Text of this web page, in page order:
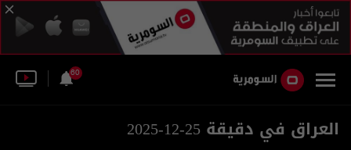
60
العراق في دقيقة 25-12-2025